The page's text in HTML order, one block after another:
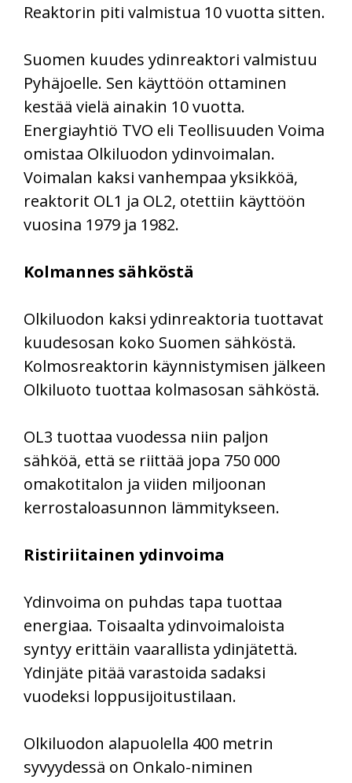
Reaktorin piti valmistua 10 vuotta sitten.
Suomen kuudes ydinreaktori valmistuu
Pyhäjoelle. Sen käyttöön ottaminen
kestää vielä ainakin 10 vuotta.
Energiayhtiö TVO eli Teollisuuden Voima
omistaa Olkiluodon ydinvoimalan.
Voimalan kaksi vanhempaa yksikköä,
reaktorit OL1 ja OL2, otettiin käyttöön
vuosina 1979 ja 1982.
Kolmannes sähköstä
Olkiluodon kaksi ydinreaktoria tuottavat
kuudesosan koko Suomen sähköstä.
Kolmosreaktorin käynnistymisen jälkeen
Olkiluoto tuottaa kolmasosan sähköstä.
OL3 tuottaa vuodessa niin paljon
sähköä, että se riittää jopa 750 000
omakotitalon ja viiden miljoonan
kerrostaloasunnon lämmitykseen.
Ristiriitainen ydinvoima
Ydinvoima on puhdas tapa tuottaa
energiaa. Toisaalta ydinvoimaloista
syntyy erittäin vaarallista ydinjätettä.
Ydinjäte pitää varastoida sadaksi
vuodeksi loppusijoitustilaan.
Olkiluodon alapuolella 400 metrin
syvyydessä on Onkalo-niminen